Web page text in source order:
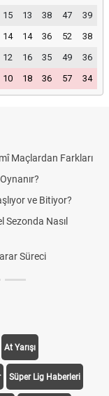
15 13 38 47
39
14 14 36 52
38
12 16 35 49
36
10 18 36 57 34
Maçlardan Farkları
ve Bitiyor?
Sezonda Nasıl
Süreci
At Yarışı
Süper Lig Haberleri